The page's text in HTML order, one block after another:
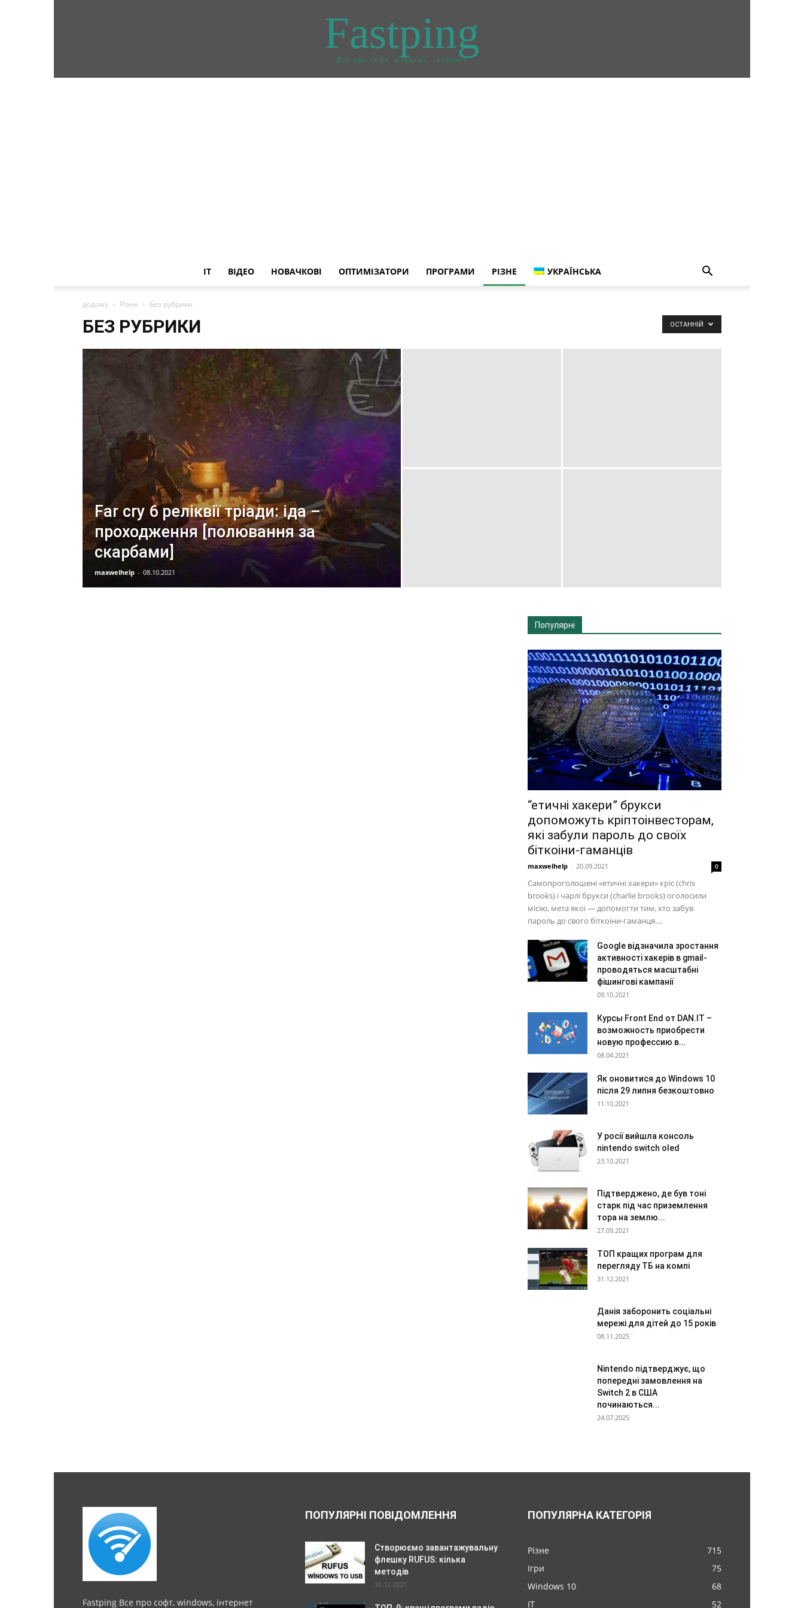
Fastping
Все про софт, windows, інтернет
IT ВІДЕО НОВАЧКОВІ ОПТИМІЗАТОРИ ПРОГРАМИ РІЗНЕ УКРАЇНСЬКА
додому Різне Без рубрики
БЕЗ РУБРИКИ ОСТАННІЙ
Far cry 6 реліквії тріади: іда –
проходження [полювання за
скарбами]
maxwelhelp - 08.10.2021
Популярні
“етичні хакери” брукси
допоможуть кріптоінвесторам,
які забули пароль до своїх
біткоіни-гаманців
maxwelhelp - 20.09.2021 0
Самопроголошені «етичні хакери» кріс (chris
brooks) і чарлі брукси (charlie brooks) оголосили
місію, мета якої — допомогти тим, хто забув
пароль до свого біткоіни-гаманця....
Google відзначила зростання
активності хакерів в gmail-
проводяться масштабні
фішингові кампанії
09.10.2021
Курсы Front End от DAN.IT –
возможность приобрести
новую профессию в...
08.04.2021
Як оновитися до Windows 10
після 29 липня безкоштовно
11.10.2021
У росії вийшла консоль
nintendo switch oled
23.10.2021
Підтверджено, де був тоні
старк під час приземлення
тора на землю...
27.09.2021
ТОП кращих програм для
перегляду ТБ на компі
31.12.2021
Данія заборонить соціальні
мережі для дітей до 15 років
08.11.2025
Nintendo підтверджує, що
попередні замовлення на
Switch 2 в США
починаються...
24.07.2025
Fastping Все про софт, windows, інтернет
ПОПУЛЯРНІ ПОВІДОМЛЕННЯ
Створюємо завантажувальну
флешку RUFUS: кілька
методів
31.12.2021
ПОПУЛЯРНА КАТЕГОРІЯ
Різне
715
Ігри
75
Windows 10
68
IT
52